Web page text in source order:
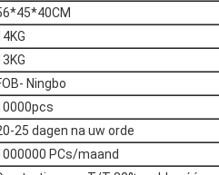
Ningbo
25 dagen na uw orde
PCs/maand